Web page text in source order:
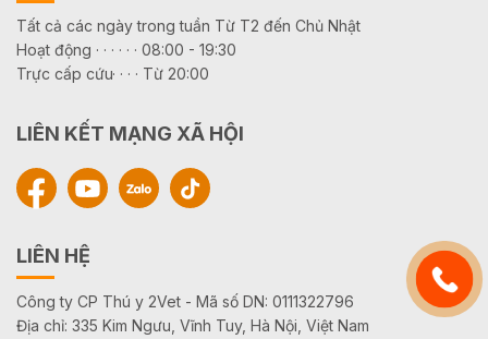
Tất cả các ngày trong tuần Từ T2 đến Chủ Nhật
Hoạt động · · · · · · 08:00 - 19:30
Trực cấp cứu· · · · Từ 20:00
LIÊN KẾT MẠNG XÃ HỘI
LIÊN HỆ
Công ty CP Thú y 2Vet - Mã số DN: 0111322796
Địa chỉ: 335 Kim Ngưu, Vĩnh Tuy, Hà Nội, Việt Nam